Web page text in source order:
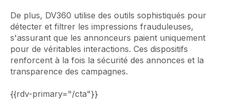
De plus, DV360 utilise des outils sophistiqués pour
détecter et filtrer les impressions frauduleuses,
s'assurant que les annonceurs paient uniquement
pour de véritables interactions. Ces dispositifs
renforcent à la fois la sécurité des annonces et la
transparence des campagnes.
{{rdv-primary="/cta"}}